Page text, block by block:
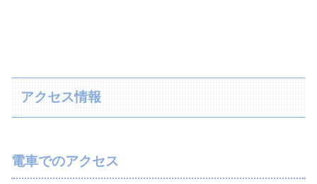
アクセス情報
電車でのアクセス